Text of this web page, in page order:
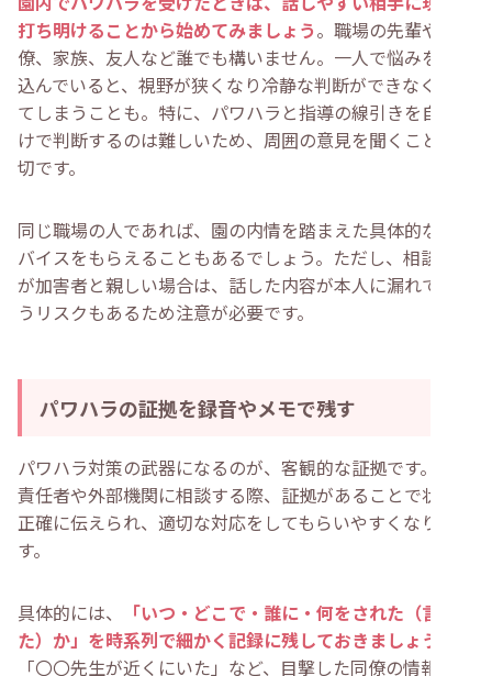
打ち明けることから始めてみましょう。職場の先輩や同
僚、家族、友人など誰でも構いません。一人で悩みを抱え
込んでいると、視野が狭くなり冷静な判断ができなくなっ
てしまうことも。特に、パワハラと指導の線引きを自分だ
けで判断するのは難しいため、周囲の意見を聞くことが大
切です。
同じ職場の人であれば、園の内情を踏まえた具体的なアド
バイスをもらえることもあるでしょう。ただし、相談相手
が加害者と親しい場合は、話した内容が本人に漏れてしま
うリスクもあるため注意が必要です。
パワハラの証拠を録音やメモで残す
パワハラ対策の武器になるのが、客観的な証拠です。園の
責任者や外部機関に相談する際、証拠があることで状況を
正確に伝えられ、適切な対応をしてもらいやすくなりま
す。
具体的には、
「いつ・どこで・誰に・何をされた（言われ
た）か」を時系列で細かく記録に残しておきましょう
「〇〇先生が近くにいた」など、目撃した同僚の情報も一